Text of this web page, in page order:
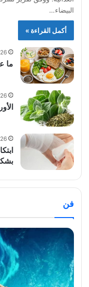
البيضاء…
أكمل القراءة »
ما
فن